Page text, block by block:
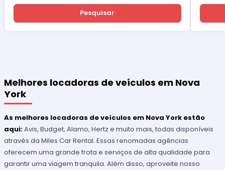
Pesquisar
Melhores locadoras de veículos em Nova
York
As melhores locadoras de veículos em Nova York estão
aqui:Avis, Budget, Alamo, Hertz e muito mais, todas disponíveis
através da Miles Car Rental. Essas renomadas agências
oferecem uma grande frota e serviços de alta qualidade para
garantir uma viagem tranquila. Além disso, aproveite nosso